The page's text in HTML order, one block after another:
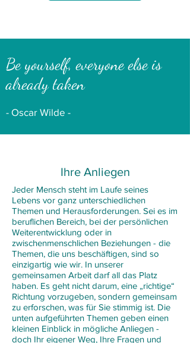
Be yourself, everyone else is
already taken
- Oscar Wilde -
Ihre Anliegen
Jeder Mensch steht im Laufe seines
Lebens vor ganz unterschiedlichen
Themen und Herausforderungen. Sei es im
beruflichen Bereich, bei der persönlichen
Weiterentwicklung oder in
zwischenmenschlichen Beziehungen - die
Themen, die uns beschäftigen, sind so
einzigartig wie wir. In unserer
gemeinsamen Arbeit darf all das Platz
haben. Es geht nicht darum, eine „richtige“
Richtung vorzugeben, sondern gemeinsam
zu erforschen, was für Sie stimmig ist. Die
unten aufgeführten Themen geben einen
kleinen Einblick in mögliche Anliegen -
doch Ihr eigener Weg, Ihre Fragen und